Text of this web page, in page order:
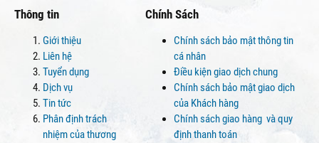
Thông tin
Giới thiệu
Liên hệ
Tuyển dụng
Dịch vụ
Tin tức
Phân định trách
nhiệm của thương
Chính Sách
Chính sách bảo mật thông tin
cá nhân
Điều kiện giao dịch chung
Chính sách bảo mật giao dịch
của Khách hàng
Chính sách giao hàng và quy
định thanh toán